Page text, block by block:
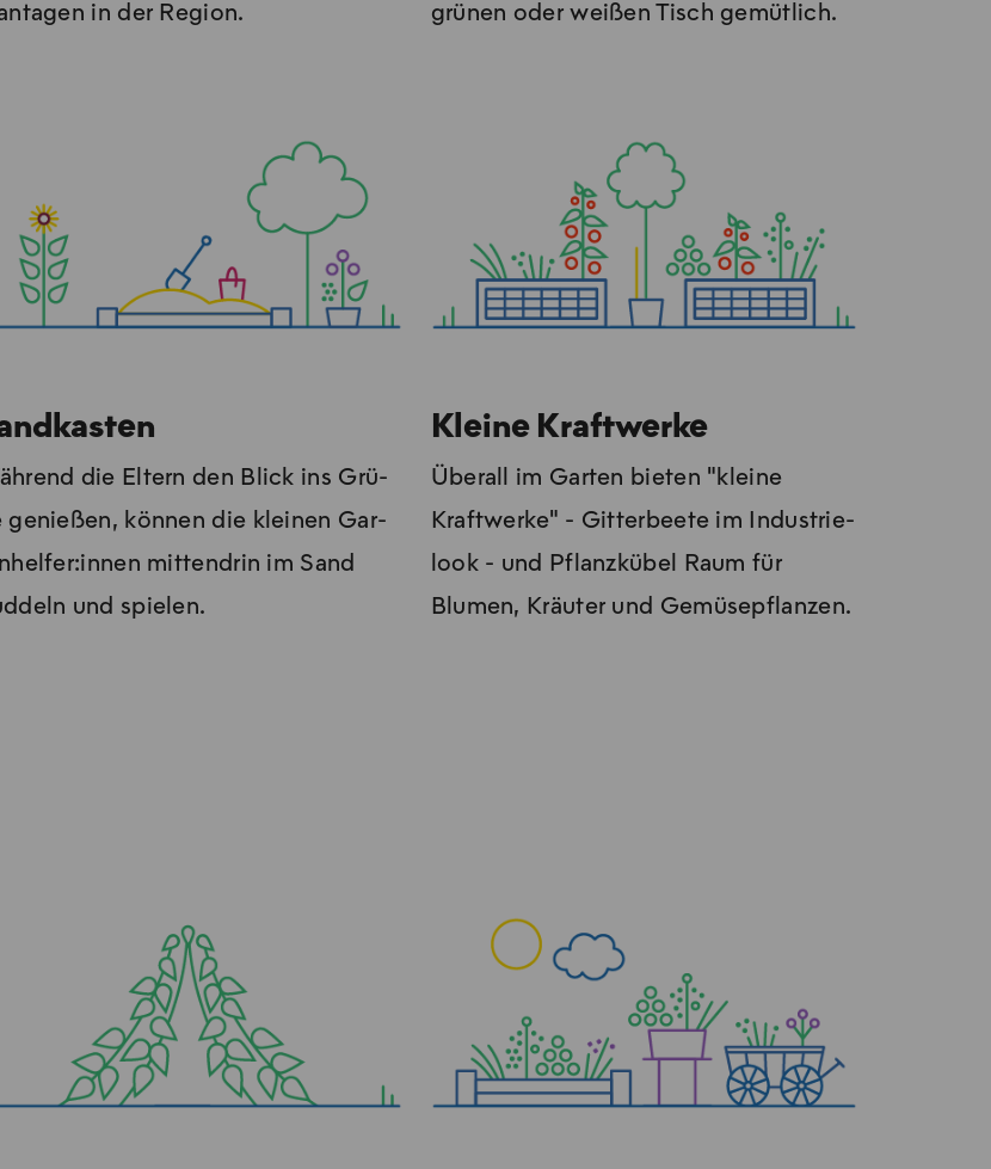
in der Re­gi­on.
grünen oder weißen Tisch gemütlich.
die El­tern den Blick ins Grü­
ge­nie­ßen, kön­nen die klei­nen Gar­
mit­ten­drin im Sand
und spie­len.
Kleine Kraftwerke
Überall im Garten bieten "kleine
Kraftwerke" - Gitterbeete im In­dus­trie­
look - und Pflanzkübel Raum für
Blumen, Kräu­ter und Ge­mü­se­pflan­zen.